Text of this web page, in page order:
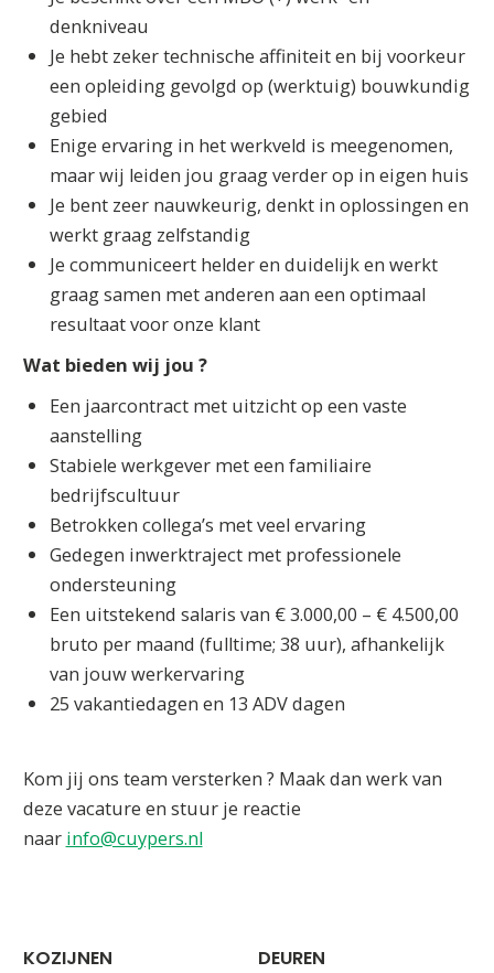
denkniveau
Je hebt zeker technische affiniteit en bij voorkeur
een opleiding gevolgd op (werktuig) bouwkundig
gebied
Enige ervaring in het werkveld is meegenomen,
maar wij leiden jou graag verder op in eigen huis
Je bent zeer nauwkeurig, denkt in oplossingen en
werkt graag zelfstandig
Je communiceert helder en duidelijk en werkt
graag samen met anderen aan een optimaal
resultaat voor onze klant
Wat bieden wij jou ?
Een jaarcontract met uitzicht op een vaste
aanstelling
Stabiele werkgever met een familiaire
bedrijfscultuur
Betrokken collega’s met veel ervaring
Gedegen inwerktraject met professionele
ondersteuning
Een uitstekend salaris van € 3.000,00 – € 4.500,00
bruto per maand (fulltime; 38 uur), afhankelijk
van jouw werkervaring
25 vakantiedagen en 13 ADV dagen
Kom jij ons team versterken ? Maak dan werk van
deze vacature en stuur je reactie
naar info@cuypers.nl
KOZIJNEN
DEUREN